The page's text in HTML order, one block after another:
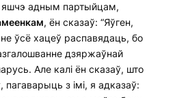
яшчэ адным партыйцам,
, ён сказаў: “Яўген,
не ўсё хацеў распавядаць, бо
дзяржаўнай
Але калі ён сказаў, што
пагаварыць з імі, я адказаў: